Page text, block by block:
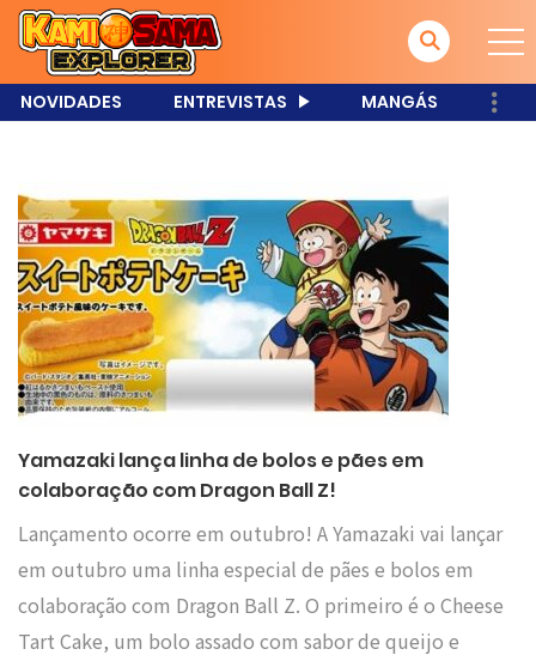
NOVIDADES ENTREVISTAS MANGÁS
Yamazaki lança linha de bolos e pães em
colaboração com Dragon Ball Z!
Lançamento ocorre em outubro! A Yamazaki vai lançar
em outubro uma linha especial de pães e bolos em
colaboração com Dragon Ball Z. O primeiro é o Cheese
Tart Cake, um bolo assado com sabor de queijo e